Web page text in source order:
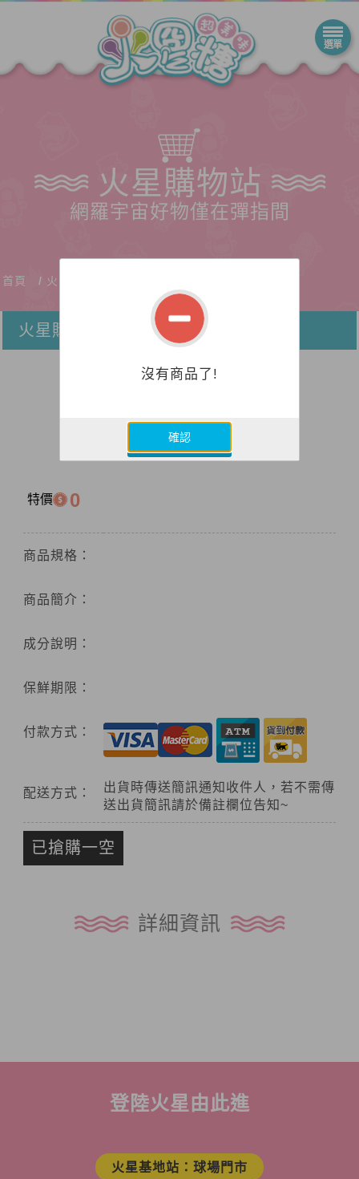
火星購物站
網羅宇宙好物僅在彈指間
首頁 火星購物站
火星購物站
特價 0
商品規格：
商品簡介：
成分說明：
保鮮期限：
付款方式：
配送方式：
出貨時傳送簡訊通知收件人，若不需傳
送出貨簡訊請於備註欄位告知~
已搶購一空
詳細資訊
登陸火星由此進
火星基地站：球場門市
沒有商品了!
確認